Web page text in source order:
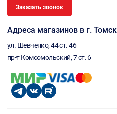
Заказать звонок
Адреса магазинов в г. Томск
ул. Шевченко, 44 ст. 46
пр-т Комсомольский, 7 ст. 6